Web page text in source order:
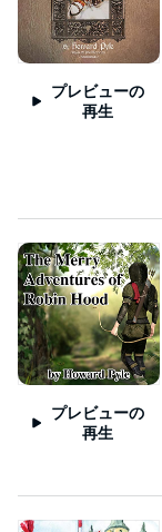
プレビューの
再生
プレビューの
再生